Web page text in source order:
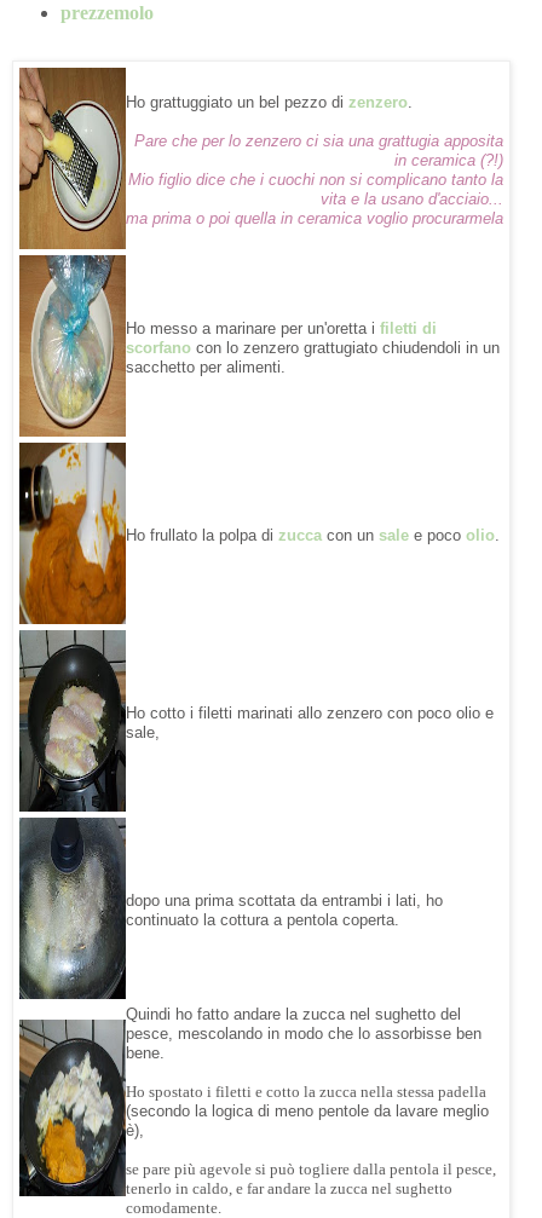
prezzemolo
Ho grattuggiato un bel pezzo di zenzero
Pare che per lo zenzero ci sia una grattugia apposita
in ceramica (?!)
Mio figlio dice che i cuochi non si complicano tanto la
vita e la usano d'acciaio...
ma prima o poi quella in ceramica voglio procurarmela
Ho messo a marinare per un'oretta i filetti di
scorfano con lo zenzero grattugiato chiudendoli in un
sacchetto per alimenti.
Ho frullato la polpa di zucca con un sale e poco olio
Ho cotto i filetti marinati allo zenzero con poco olio e
sale,
dopo una prima scottata da entrambi i lati, ho
continuato la cottura a pentola coperta.
Quindi ho fatto andare la zucca nel sughetto del
pesce, mescolando in modo che lo assorbisse ben
bene.
Ho spostato i filetti e cotto la zucca nella stessa padella
(secondo la logica di meno pentole da lavare meglio
è),
se pare più agevole si può togliere dalla pentola il pesce,
tenerlo in caldo, e far andare la zucca nel sughetto
comodamente.